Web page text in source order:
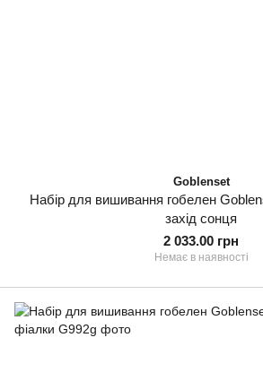
Goblenset
Набір для вишивання гобелен
захід сонця
2 033.00 грн
Немає в наявності